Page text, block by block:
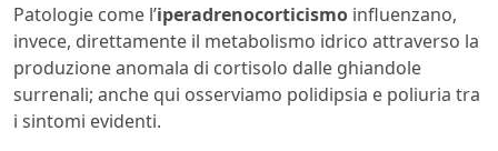
Patologie come l’iperadrenocorticismo influenzano,
invece, direttamente il metabolismo idrico attraverso la
produzione anomala di cortisolo dalle ghiandole
surrenali; anche qui osserviamo polidipsia e poliuria tra
i sintomi evidenti.